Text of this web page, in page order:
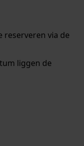
reserveren via de
liggen de